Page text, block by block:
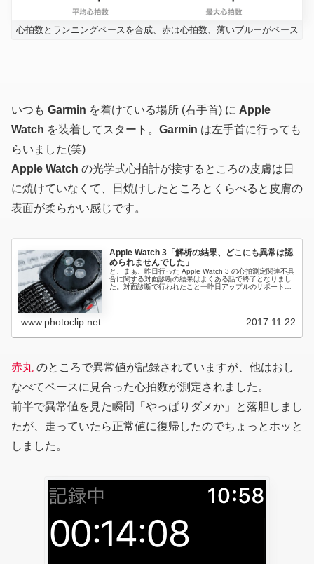
心拍数とランニングペースを合成、赤は心拍数、薄いブルーがペース
いつも Garmin を着けている場所 (右手首) に Apple
Watch を装着してスタート。 Garmin は左手首に行っても
らいました(笑)
Apple Watch の光学式心拍計が接するところの皮膚は日
に焼けていなくて、日焼けしたところとくらべると皮膚の
表面が柔らかい感じです。
Apple Watch 3「解析の結果、どこにも異常は認
められませんでした」
と、まぁ、昨日行った Apple Watch 3 の心拍測定関連不具
合に関する対面診断の結果はよくある話で終了となりまし
た。対面診断で行われたこと一昨日アップルのサポートに
www.photoclip.net 2017.11.22
赤丸 のところで異常値が記録されていますが、他はおし
なべてペースに見合った心拍数が測定されました。
前半で異常値を見た瞬間「やっぱりダメか」と落胆しまし
たが、走っていたら正常値に復帰したのでちょっとホッと
しました。